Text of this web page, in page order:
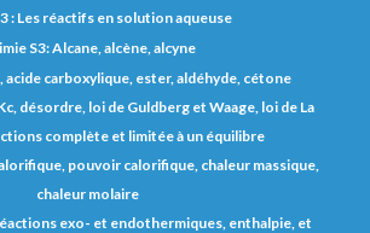
: Les réactifs en solution aqueuse
S3: Alcane, alcène, alcyne
acide carboxylique, ester, aldéhyde, cétone
désordre, loi de Guldberg et Waage, loi de La
complète et limitée à un équilibre
pouvoir calorifique, chaleur massique,
chaleur molaire
exo- et endothermiques, enthalpie, et